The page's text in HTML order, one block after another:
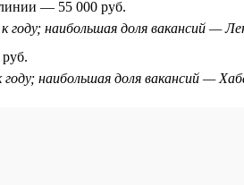
— 55 000 руб.
году; наибольшая доля вакансий —
наибольшая доля вакансий —